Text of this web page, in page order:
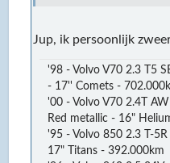
Jup, ik persoonlijk
'98 - Volvo V70 2.3 T5
- 17'' Comets -
'00 - Volvo V70 2.4T
Red metallic - 16"
'95 - Volvo 850 2.3 T-
17" Titans - 392.000km